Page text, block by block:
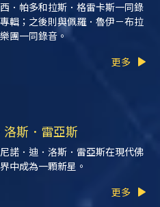
．帕多和拉斯．格雷卡斯一同錄
輯；之後則與佩羅．魯伊－布拉
團一同錄音。
更多
斯．雷亞斯
諾．迪．洛斯．雷亞斯在現代佛
中成為一顆新星。
更多